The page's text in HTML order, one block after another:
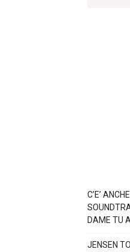
C’E’
DAME TU
JENSEN